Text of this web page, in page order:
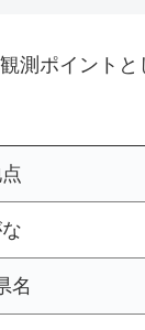
測ポイント
名